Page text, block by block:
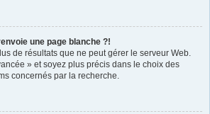
une page blanche ?!
de résultats que ne peut gérer le serveur Web.
» et soyez plus précis dans le choix des
concernés par la recherche.